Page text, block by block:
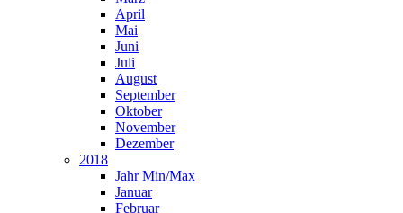
April
Mai
Juni
Juli
August
September
Oktober
November
Dezember
2018
Jahr Min/Max
Januar
Februar